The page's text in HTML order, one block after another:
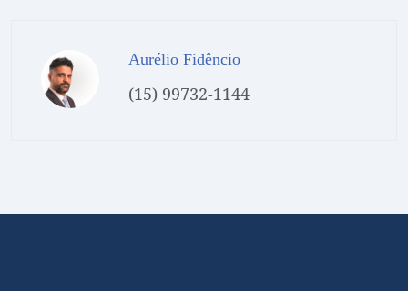
Aurélio Fidêncio
(15) 99732-1144